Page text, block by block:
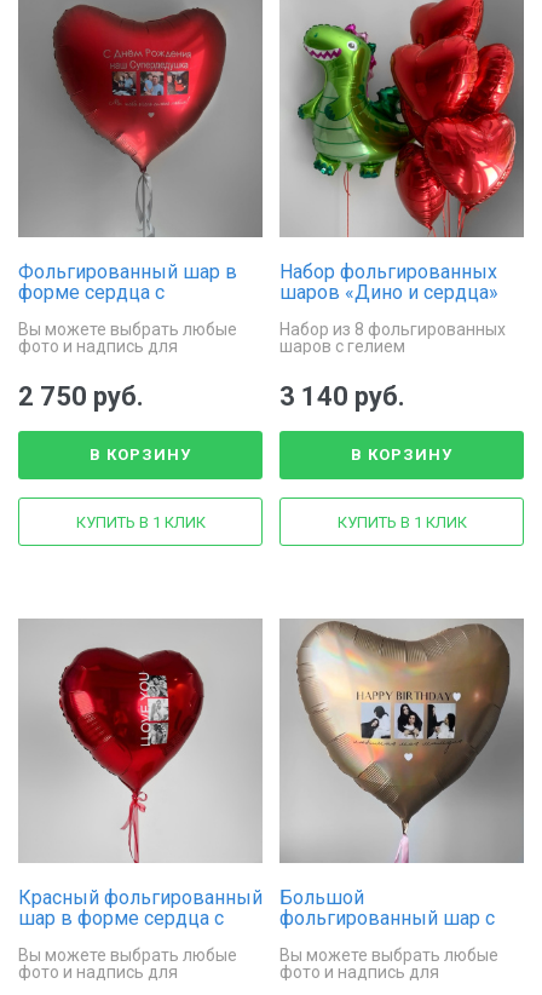
Фольгированный шар в
форме сердца с
надписью и фото
Вы можете выбрать любые
фото и надпись для
2 750 руб.
В КОРЗИНУ
КУПИТЬ В 1 КЛИК
Набор фольгированных
шаров «Дино и сердца»
Набор из 8 фольгированных
шаров с гелием
3 140 руб.
В КОРЗИНУ
КУПИТЬ В 1 КЛИК
Красный фольгированный
шар в форме сердца с
Вы можете выбрать любые
фото и надпись для
Большой
фольгированный шар с
фотографиями»
Вы можете выбрать любые
фото и надпись для